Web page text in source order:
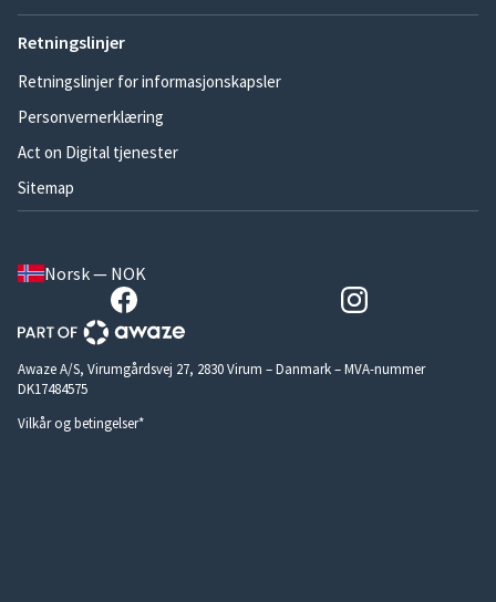
Retningslinjer
Retningslinjer for informasjonskapsler
Personvernerklæring
Act on Digital tjenester
Sitemap
Norsk — NOK
Awaze A/S, Virumgårdsvej 27, 2830 Virum – Danmark – MVA-nummer
DK17484575
Vilkår og betingelser*